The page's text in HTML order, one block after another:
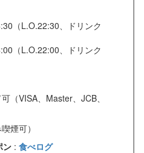
（L.O.22:30、ドリンク
（L.O.22:00、ドリンク
（VISA、Master、JCB、
煙可）
ン : 食べログ